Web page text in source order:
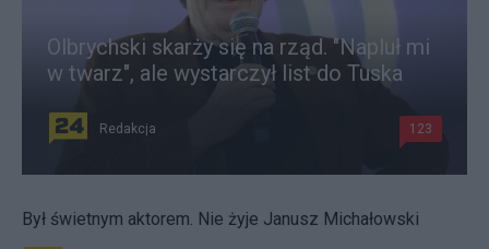
Olbrychski skarży się na rząd. "Napluł mi
w twarz", ale wystarczył list do Tuska
Redakcja 123
Był świetnym aktorem. Nie żyje Janusz Michałowski